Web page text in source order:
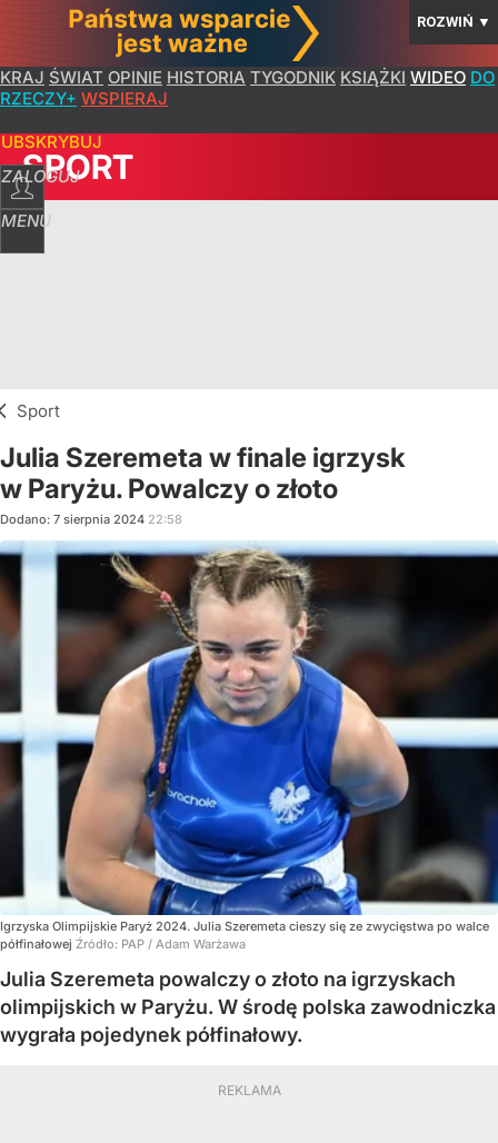
ROZWIŃ ▼
KRAJ ŚWIAT OPINIE HISTORIA TYGODNIK KSIĄŻKI WIDEO DO
RZECZY+ WSPIERAJ
ZALOGUJ
MENU
SPORT
Sport
Julia Szeremeta w finale igrzysk
w Paryżu. Powalczy o złoto
Dodano: 7 sierpnia 2024 22:58
Igrzyska Olimpijskie Paryż 2024. Julia Szeremeta cieszy się ze zwycięstwa po walce
półfinałowej Źródło: PAP / Adam Warżawa
Julia Szeremeta powalczy o złoto na igrzyskach
olimpijskich w Paryżu. W środę polska zawodniczka
wygrała pojedynek półfinałowy.